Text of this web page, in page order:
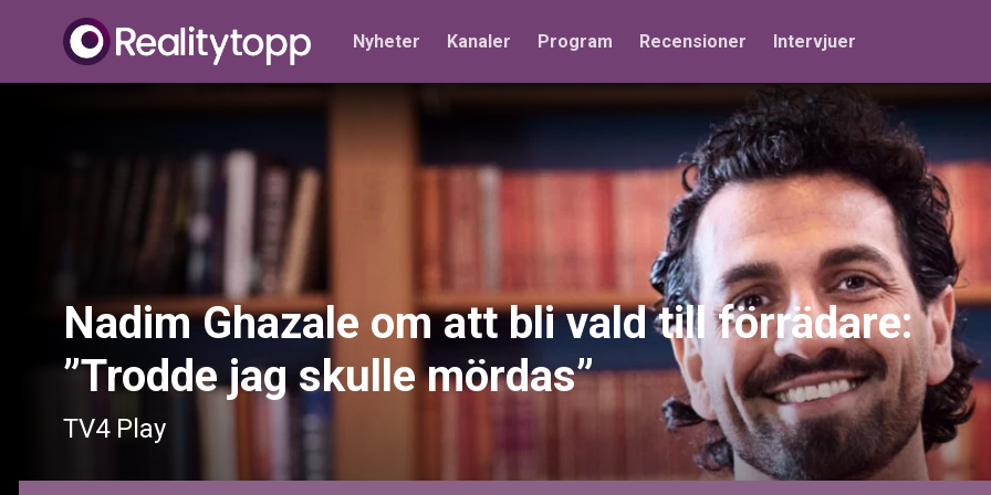
Nyheter Kanaler Program Recensioner Intervjuer
Nadim Ghazale om att bli vald till förrädare:
”Trodde jag skulle mördas”
TV4 Play